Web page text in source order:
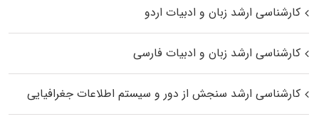
کارشناسی ارشد زبان و ادبیات اردو
کارشناسی ارشد زبان و ادبیات فارسی
کارشناسی ارشد سنجش از دور و سیستم اطلاعات جغرافیایی